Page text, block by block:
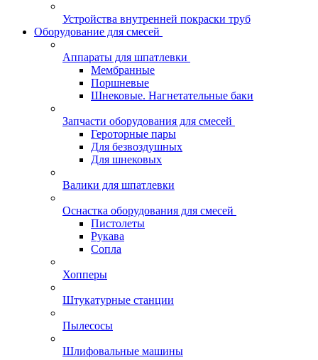
Устройства внутренней покраски труб
Оборудование для смесей
Аппараты для шпатлевки
Мембранные
Поршневые
Шнековые. Нагнетательные баки
Запчасти оборудования для смесей
Героторные пары
Для безвоздушных
Для шнековых
Валики для шпатлевки
Оснастка оборудования для смесей
Пистолеты
Рукава
Сопла
Хопперы
Штукатурные станции
Пылесосы
Шлифовальные машины